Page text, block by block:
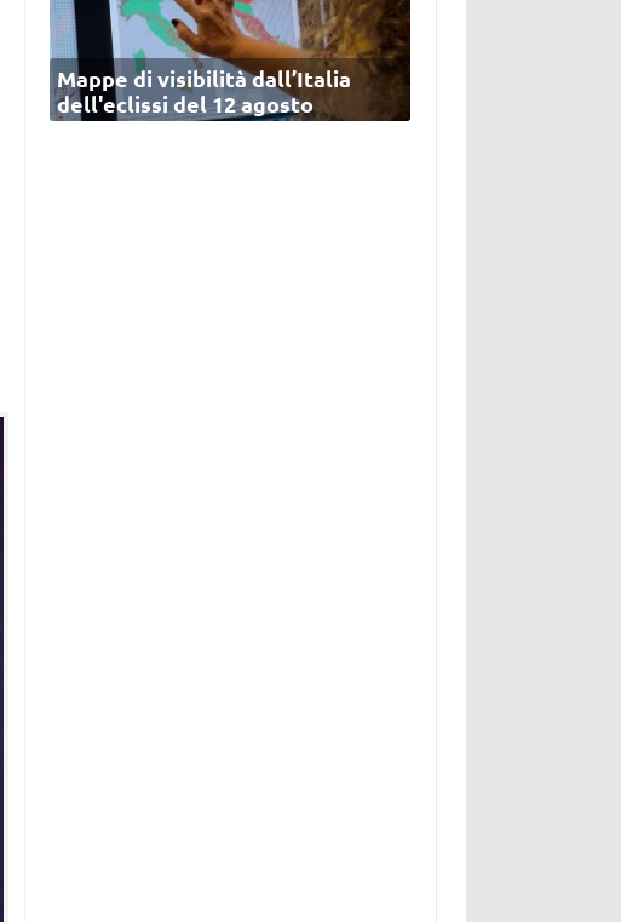
Mappe di visibilità dall’Italia
dell'eclissi del 12 agosto